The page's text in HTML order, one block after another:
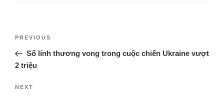
PREVIOUS
Số lính thương vong trong cuộc chiến Ukraine vượt
2 triệu
NEXT